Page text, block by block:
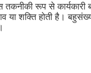
रूप से कार्यकारी
या शक्ति होती है।